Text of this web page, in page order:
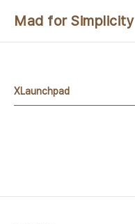
Mad for Simplicity
XLaunchpad